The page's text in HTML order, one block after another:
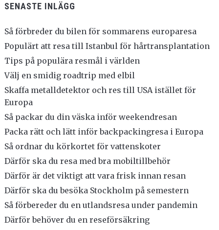
SENASTE INLÄGG
Så förbreder du bilen för sommarens europaresa
Populärt att resa till Istanbul för hårtransplantation
Tips på populära resmål i världen
Välj en smidig roadtrip med elbil
Skaffa metalldetektor och res till USA istället för
Europa
Så packar du din väska inför weekendresan
Packa rätt och lätt inför backpackingresa i Europa
Så ordnar du körkortet för vattenskoter
Därför ska du resa med bra mobiltillbehör
Därför är det viktigt att vara frisk innan resan
Därför ska du besöka Stockholm på semestern
Så förbereder du en utlandsresa under pandemin
Därför behöver du en reseförsäkring